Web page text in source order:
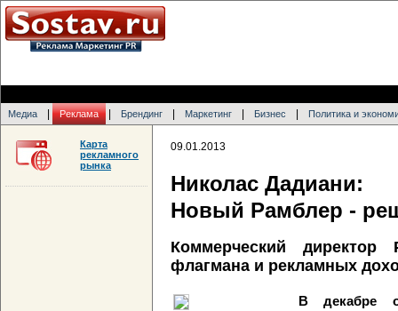
Медиа Реклама Брендинг Маркетинг Бизнес Политика и
09.01.2013
Николас Дадиани:
Новый Рамблер -
Коммерческий
флагмана и рекламных
В декабре
Карта
рекламного
рынка